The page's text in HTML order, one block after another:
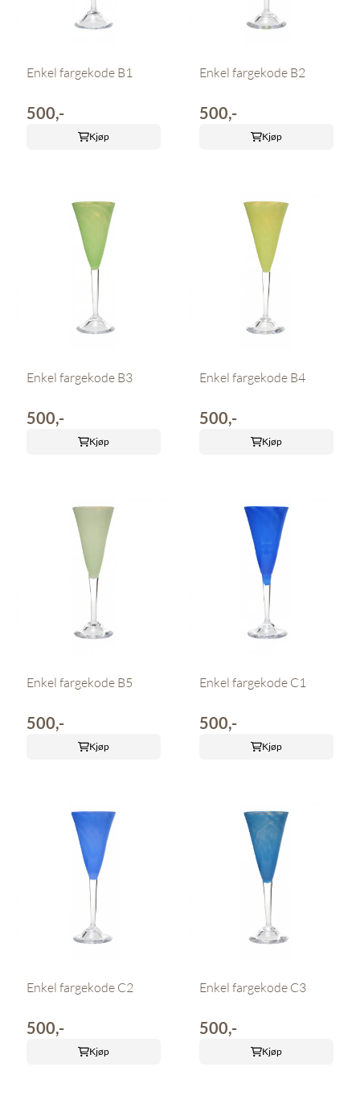
Enkel fargekode B1
500,-
Kjøp
Enkel fargekode B2
500,-
Kjøp
Enkel fargekode B3
500,-
Kjøp
Enkel fargekode B4
500,-
Kjøp
Enkel fargekode B5
500,-
Kjøp
Enkel fargekode C1
500,-
Kjøp
Enkel fargekode C2
500,-
Kjøp
Enkel fargekode C3
500,-
Kjøp